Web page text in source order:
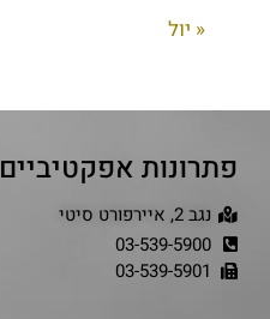
« יול
פתרונות אפקטיביים
נגב 2, איירפורט סיטי
03-539-5900
03-539-5901